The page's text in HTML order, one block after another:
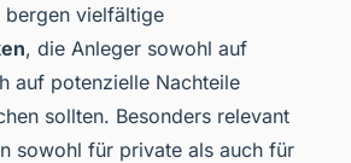
vielfältige
, die Anleger sowohl auf
auf potenzielle Nachteile
sollten. Besonders relevant
sowohl für private als auch für